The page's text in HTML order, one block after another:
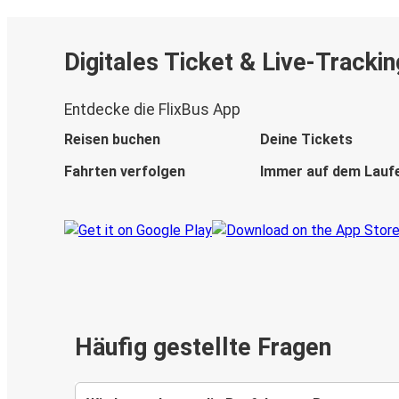
Digitales Ticket & Live-
Entdecke die FlixBus App
Reisen buchen
Deine Tickets
Fahrten verfolgen
Immer auf dem
Häufig gestellte Fragen